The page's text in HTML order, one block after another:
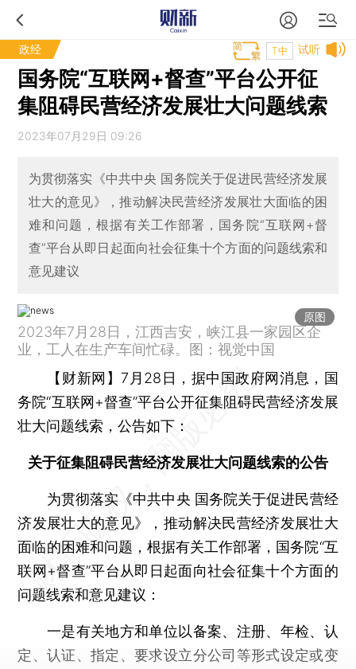
政经 试听
T中
国务院“互联网+督查”平台公开征
集阻碍民营经济发展壮大问题线索
2023年07月29日 09:26
为贯彻落实《中共中央 国务院关于促进民营经济发展
壮大的意见》，推动解决民营经济发展壮大面临的困
难和问题，根据有关工作部署，国务院“互联网+督
查”平台从即日起面向社会征集十个方面的问题线索和
意见建议
原图
2023年7月28日，江西吉安，峡江县一家园区企
业，工人在生产车间忙碌。图：视觉中国
【财新网】 7月28日，据中国政府网消息，国
务院“互联网+督查”平台公开征集阻碍民营经济发展
壮大问题线索，公告如下：
关于征集阻碍民营经济发展壮大问题线索的公告
为贯彻落实《中共中央 国务院关于促进民营经
济发展壮大的意见》，推动解决民营经济发展壮大
面临的困难和问题，根据有关工作部署，国务院“互
联网+督查”平台从即日起面向社会征集十个方面的
问题线索和意见建议：
一是有关地方和单位以备案、注册、年检、认
定、认证、指定、要求设立分公司等形式设定或变